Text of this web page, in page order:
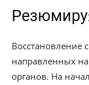
Восстановление
направленных
органов. На